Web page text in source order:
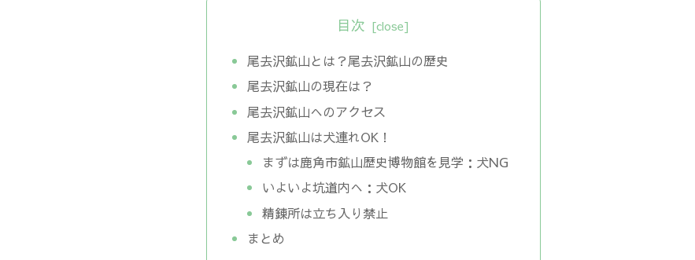
目次
尾去沢鉱山とは？尾去沢鉱山の歴史
尾去沢鉱山の現在は？
尾去沢鉱山へのアクセス
尾去沢鉱山は犬連れOK！
まずは鹿角市鉱山歴史博物館を見学：犬NG
いよいよ坑道内へ：犬OK
精錬所は立ち入り禁止
まとめ